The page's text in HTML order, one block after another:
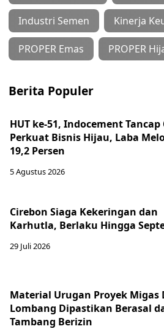
Industri Semen Kinerja
PROPER Emas PROPER
Berita Populer
HUT ke-51, Indocement Tancap
Perkuat Bisnis Hijau, Laba
19,2 Persen
5 Agustus 2026
Cirebon Siaga Kekeringan dan
Karhutla, Berlaku Hingga
29 Juli 2026
Material Urugan Proyek Migas
Lombang Dipastikan Berasal
Tambang Berizin